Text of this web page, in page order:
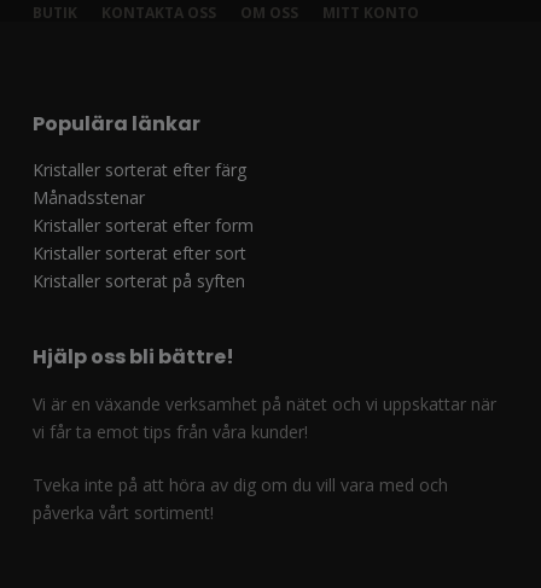
BUTIK KONTAKTA OSS OM OSS MITT KONTO
Populära länkar
Kristaller sorterat efter färg
Månadsstenar
Kristaller sorterat efter form
Kristaller sorterat efter sort
Kristaller sorterat på syften
Hjälp oss bli bättre!
Vi är en växande verksamhet på nätet och vi uppskattar när
vi får ta emot tips från våra kunder!
Tveka inte på att höra av dig om du vill vara med och
påverka vårt sortiment!